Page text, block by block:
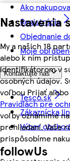
Nastavenia
My a našich 18
alebo k nim
identifikátorom v
osobných údajov.
voľbou Prijať
Pravidlách pre
voľby oznámime
prehliadaní. Vaše
prispôsobíme
Ako
Registrácia
Objednanie
Moje
Kontaktujte nás
Tesco.sk
Zákaznícka
Výber
followUs